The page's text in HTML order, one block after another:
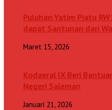
Puluhan Yatim Piatu
dapat Santunan dari
Maret 15, 2026
Kodaeral IX Beri
Negeri Saleman
Januari 21, 2026